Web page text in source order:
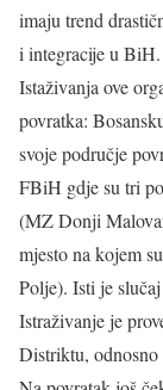
imaju trend
i integracije u BiH.
Istaživanja ove
povratka:
svoje područje
FBiH gdje su tri
(MZ Donji
mjesto na kojem
Polje). Isti je
Istraživanje je
Distriktu, odnosno